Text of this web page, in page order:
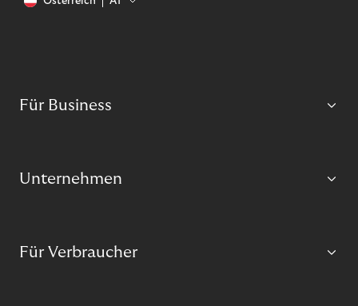
Für Business
Unternehmen
Für Verbraucher